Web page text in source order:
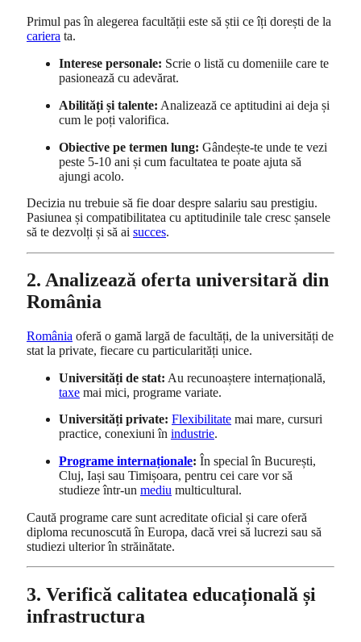
Primul pas în alegerea facultății este să știi ce îți dorești de la
cariera ta.
Interese personale: Scrie o listă cu domeniile care te
pasionează cu adevărat.
Abilități și talente: Analizează ce aptitudini ai deja și
cum le poți valorifica.
Obiective pe termen lung: Gândește-te unde te vezi
peste 5-10 ani și cum facultatea te poate ajuta să
ajungi acolo.
Decizia nu trebuie să fie doar despre salariu sau prestigiu.
Pasiunea și compatibilitatea cu aptitudinile tale cresc șansele
să te dezvolți și să ai succes.
2. Analizează oferta universitară din
România
România oferă o gamă largă de facultăți, de la universități de
stat la private, fiecare cu particularități unice.
Universități de stat: Au recunoaștere internațională,
taxe mai mici, programe variate.
Universități private: Flexibilitate mai mare, cursuri
practice, conexiuni în industrie.
Programe internaționale: În special în București,
Cluj, Iași sau Timișoara, pentru cei care vor să
studieze într-un mediu multicultural.
Caută programe care sunt acreditate oficial și care oferă
diploma recunoscută în Europa, dacă vrei să lucrezi sau să
studiezi ulterior în străinătate.
3. Verifică calitatea educațională și
infrastructura